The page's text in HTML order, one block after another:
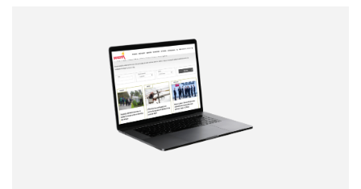
Correo electrónico
Tipo de comentario